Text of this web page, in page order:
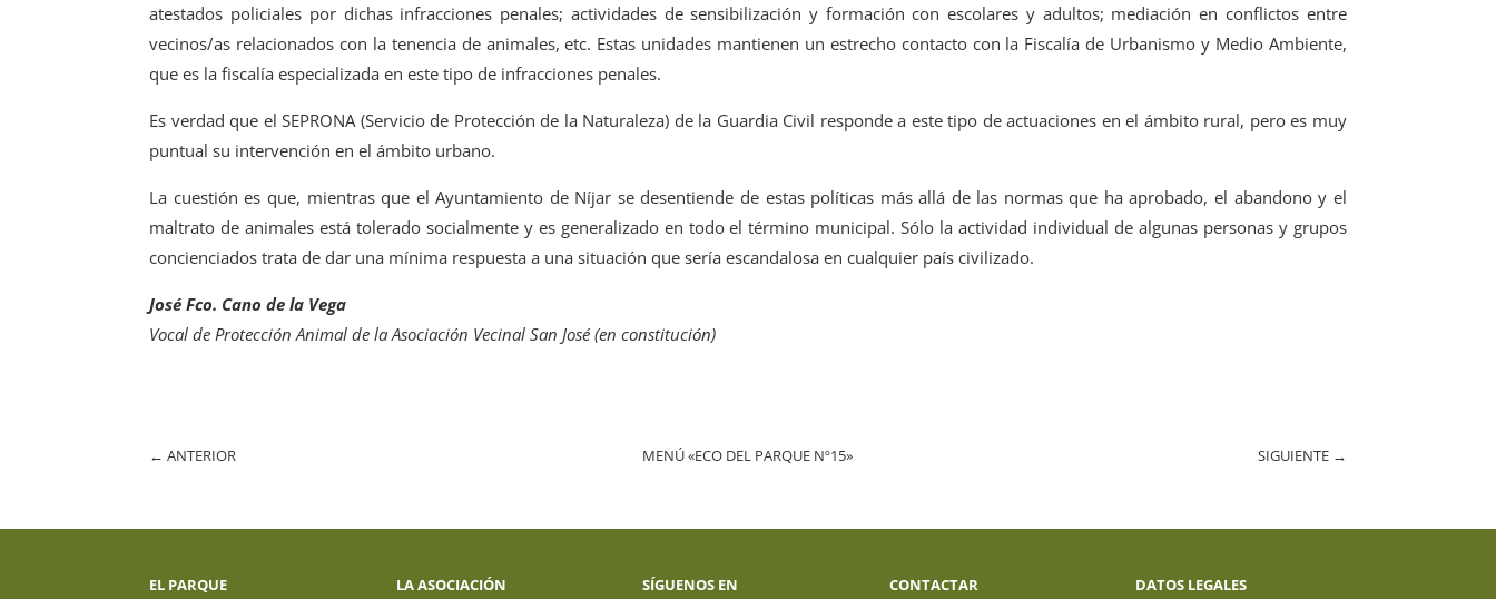
atestados policiales por dichas infracciones penales; actividades de sensibilización y formación con escolares y adultos; mediación en conflictos entre
vecinos/as relacionados con la tenencia de animales, etc. Estas unidades mantienen un estrecho contacto con la Fiscalía de Urbanismo y Medio Ambiente,
que es la fiscalía especializada en este tipo de infracciones penales.
Es verdad que el SEPRONA (Servicio de Protección de la Naturaleza) de la Guardia Civil responde a este tipo de actuaciones en el ámbito rural, pero es muy
puntual su intervención en el ámbito urbano.
La cuestión es que, mientras que el Ayuntamiento de Níjar se desentiende de estas políticas más allá de las normas que ha aprobado, el abandono y el
maltrato de animales está tolerado socialmente y es generalizado en todo el término municipal. Sólo la actividad individual de algunas personas y grupos
concienciados trata de dar una mínima respuesta a una situación que sería escandalosa en cualquier país civilizado.
José Fco. Cano de la Vega
Vocal de Protección Animal de la Asociación Vecinal San José (en constitución)
←ANTERIOR MENÚ «ECO DEL PARQUE Nº15» SIGUIENTE →
EL PARQUE
LA ASOCIACIÓN
SÍGUENOS EN
CONTACTAR
DATOS LEGALES